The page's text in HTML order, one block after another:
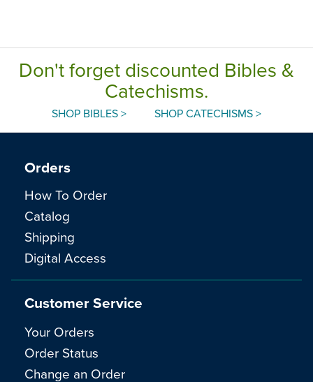
Don't forget discounted Bibles &
Catechisms.
SHOP BIBLES > SHOP CATECHISMS >
Orders
How To Order
Catalog
Shipping
Digital Access
Customer Service
Your Orders
Order Status
Change an Order